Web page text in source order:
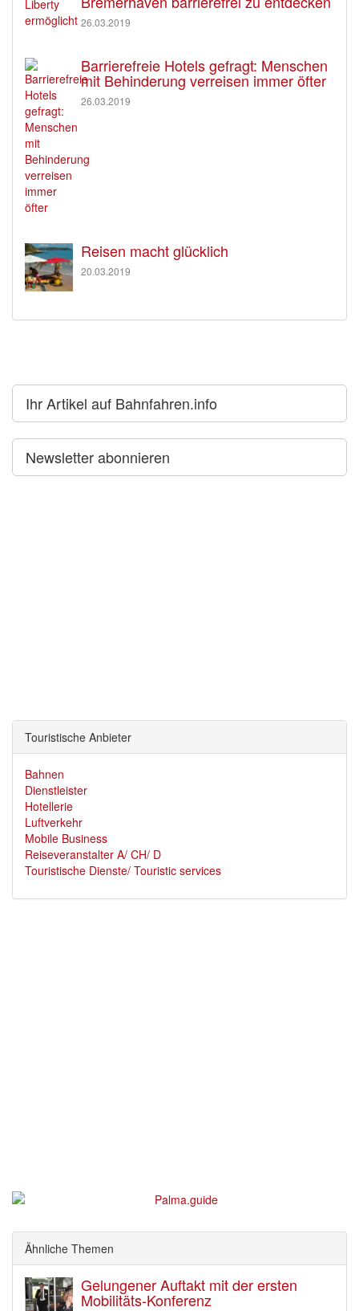
26.03.2019
Barrierefreie Hotels gefragt: Menschen
mit Behinderung verreisen immer öfter
26.03.2019
Reisen macht glücklich
20.03.2019
Ihr Artikel auf Bahnfahren.info
Newsletter abonnieren
Touristische Anbieter
Bahnen
Dienstleister
Hotellerie
Luftverkehr
Mobile Business
Reiseveranstalter A/ CH/ D
Touristische Dienste/ Touristic services
Ähnliche Themen
Gelungener Auftakt mit der ersten
Mobilitäts-Konferenz